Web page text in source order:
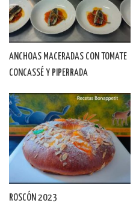
ANCHOAS MACERADAS CON TOMATE
CONCASSÉ Y PIPERRADA
ROSCÓN 2023